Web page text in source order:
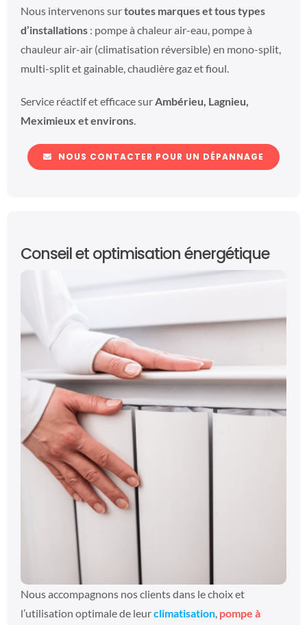
Nous intervenons surtoutes marques et tous types
d’installations: pompe à chaleur air-eau, pompe à
chauleur air-air (climatisation réversible) en mono-split,
multi-split et gainable, chaudière gaz et fioul.
Service réactif et efficace sur Ambérieu, Lagnieu,
Meximieux et environs.
NOUS CONTACTER POUR UN DÉPANNAGE
Conseil et optimisation énergétique
Nous accompagnons nos clients dans le choix et
l’utilisation optimale de leurclimatisation, pompe à